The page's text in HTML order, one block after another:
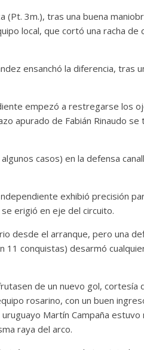
(Pt. 3m.), tras una buena
local, que cortó una racha de
ensanchó la diferencia, tras
empezó a restregarse los
apurado de Fabián Rinaudo se
casos) en la defensa
exhibió precisión
erigió en eje del circuito.
desde el arranque, pero una
11 conquistas) desarmó
de un nuevo gol, cortesía
rosarino, con un buen
Martín Campaña estuvo
raya del arco.